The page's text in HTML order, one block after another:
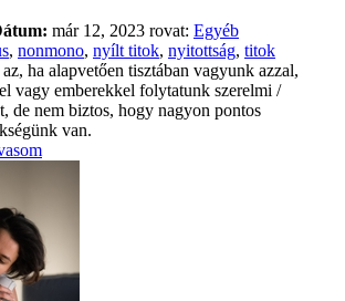
már 12, 2023 rovat: Egyéb
, nonmono, nyílt titok, nyitottság, titok
ha alapvetően tisztában vagyunk azzal,
vagy emberekkel folytatunk szerelmi /
de nem biztos, hogy nagyon pontos
van.